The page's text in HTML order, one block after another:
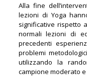
Alla fine
lezioni di Yoga
significative rispetto
normali lezioni di
precedenti
problemi
utilizzando la
campione moderato